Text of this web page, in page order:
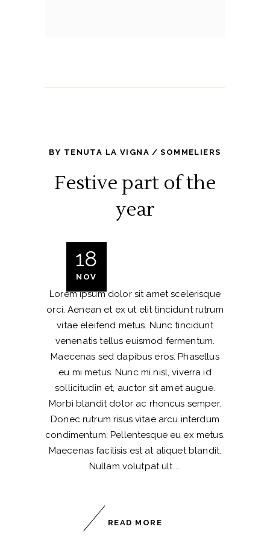
BY TENUTA LA VIGNA SOMMELIERS
Festive part of the
year
18
NOV
Lorem ipsum dolor sit amet scelerisque
orci. Aenean et ex ut elit tincidunt rutrum
vitae eleifend metus. Nunc tincidunt
venenatis tellus euismod fermentum.
Maecenas sed dapibus eros. Phasellus
eu mi metus. Nunc mi nisl, viverra id
sollicitudin et, auctor sit amet augue.
Morbi blandit dolor ac rhoncus semper.
Donec rutrum risus vitae arcu interdum
condimentum. Pellentesque eu ex metus.
Maecenas facilisis est at aliquet blandit.
Nullam volutpat ult
READ MORE